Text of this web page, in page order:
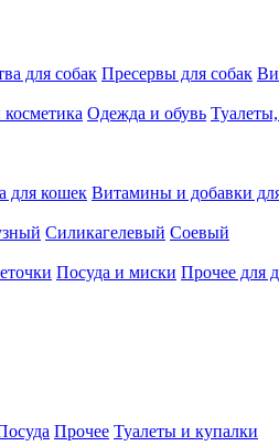
для собак Пресервы для собак
Одежда и обувь
для кошек Витамины и добавки
Силикагелевый Соевый
Посуда и миски Прочее для
Прочее Туалеты и купалки